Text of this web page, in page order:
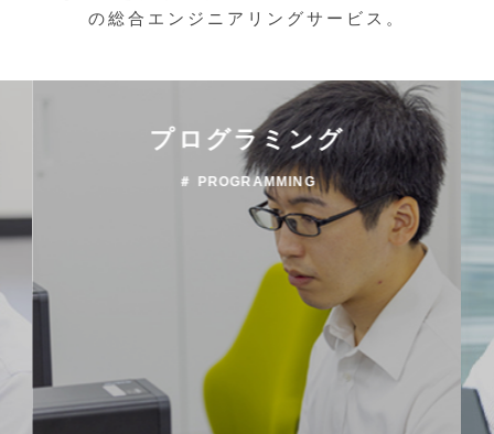
の総合エンジニアリングサービス。
プログラミング
＃ PROGRAMMING